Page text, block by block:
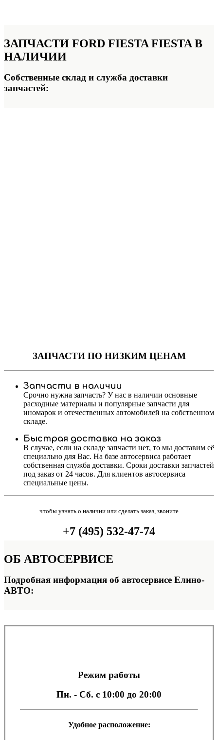
ЗАПЧАСТИ FORD FIESTA FIESTA В
НАЛИЧИИ
Собственные склад и служба доставки
запчастей:
ЗАПЧАСТИПО НИЗКИМ ЦЕНАМ
Запчасти в наличии
Срочно нужна запчасть? У нас в наличии основные
расходные материалы и популярные запчасти для
иномарок и отечественных автомобилей на собственном
складе.
Быстрая доставка на заказ
В случае, если на складе запчасти нет, то мы доставим её
специально для Вас. На базе автосервиса работает
собственная служба доставки. Сроки доставки запчастей
под заказ от 24 часов. Для клиентов автосервиса
специальные цены.
чтобы узнать о наличии или сделать заказ, звоните
+7 (495) 532-47-74
ОБ АВТОСЕРВИСЕ
Подробная информация об автосервисе Елино-
АВТО:
Режим работы
Пн. - Сб. с 10:00 до 20:00
Удобное расположение: